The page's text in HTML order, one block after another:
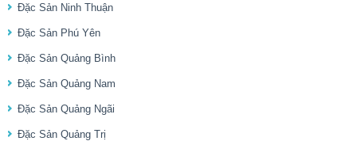
Đặc Sản Ninh Thuận
Đặc Sản Phú Yên
Đặc Sản Quảng Bình
Đặc Sản Quảng Nam
Đặc Sản Quảng Ngãi
Đặc Sản Quảng Trị